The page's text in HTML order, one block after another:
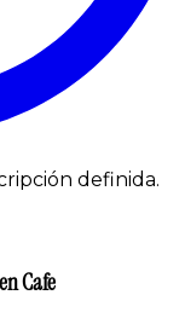
definida.
Cafe